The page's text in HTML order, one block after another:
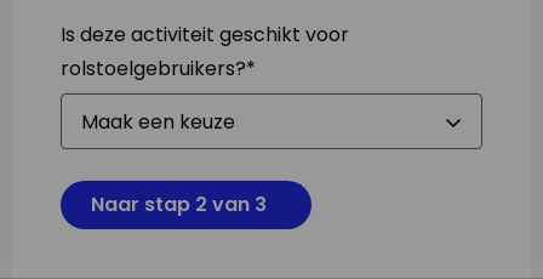
Is deze activiteit geschikt voor
rolstoelgebruikers?*